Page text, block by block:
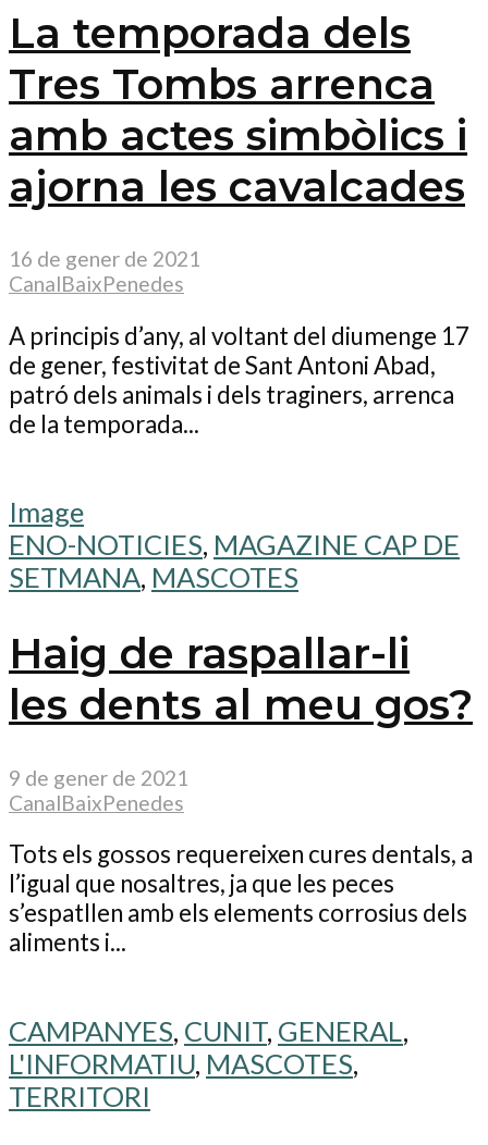
La temporada dels
Tres Tombs arrenca
amb actes simbòlics i
ajorna les cavalcades
16 de gener de 2021
CanalBaixPenedes
A principis d’any, al voltant del diumenge 17
de gener, festivitat de Sant Antoni Abad,
patró dels animals i dels traginers, arrenca
de la temporada...
Image
ENO-NOTICIES, MAGAZINE CAP DE
SETMANA, MASCOTES
Haig de raspallar-li
les dents al meu gos?
9 de gener de 2021
CanalBaixPenedes
Tots els gossos requereixen cures dentals, a
l’igual que nosaltres, ja que les peces
s’espatllen amb els elements corrosius dels
aliments i...
CAMPANYES, CUNIT, GENERAL ,
L'INFORMATIU, MASCOTES,
TERRITORI